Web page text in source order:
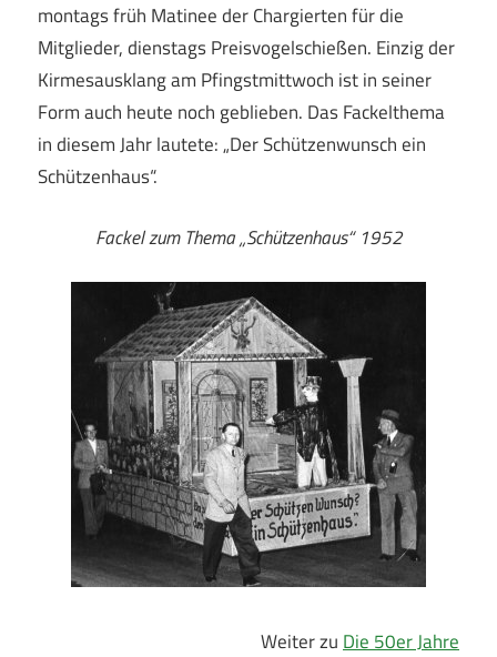
montags früh Matinee der Chargierten für die
Mitglieder, dienstags Preisvogelschießen. Einzig der
Kirmesausklang am Pfingstmittwoch ist in seiner
Form auch heute noch geblieben. Das Fackelthema
in diesem Jahr lautete: „Der Schützenwunsch ein
Schützenhaus“.
Fackel zum Thema „Schützenhaus“ 1952
Weiter zu Die 50er Jahre